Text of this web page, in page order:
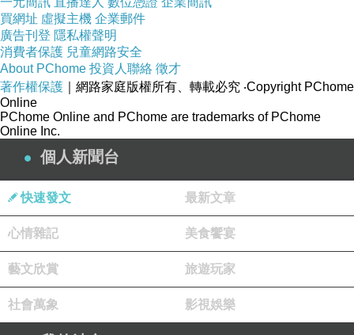
後來,媽又給了我~我弟
我弟其實不笨,但我總叫他笨謙,我承認我有欺負他
而且在爸最後的那段日子,只要我們獨處的時候,爸都叫我要
幫助我弟
後來我知道了!爸是相信阿慈,所以給我任務,然後這些年,我
到底...要離題到甚麼程度?不是說要寫母親節特輯的嗎?
好啦!好啦!!拉回來,話說 ,我在成長的過程中,很依賴也很欺
買網址 虛擬主機 企業郵件
廣告刊登 隱私權聲明
消費者保護 兒童網路安全
About PChome 投資人聯絡 徵才
著作權保護 ｜網路家庭版權所有、轉載必究 ‧Copyright PChome
Online
PChome Online and PChome are trademarks of PChome
Online Inc.
個人新聞台
快速發文 最新文章
心情雜記 美食饗宴
藝文欣賞 旅遊玩家
社會萬象 影視娛樂